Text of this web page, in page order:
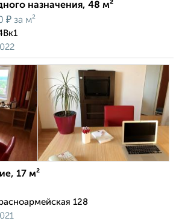
назначения, 48 м²
₽ за м²
17 м²
128